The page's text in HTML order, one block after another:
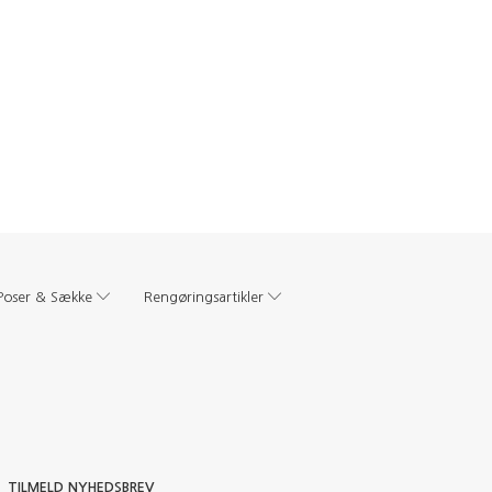
& Sække Rengøringsartikler
TILMELD NYHEDSBREV